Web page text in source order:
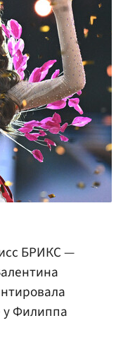
БРИКС —
у Филиппа